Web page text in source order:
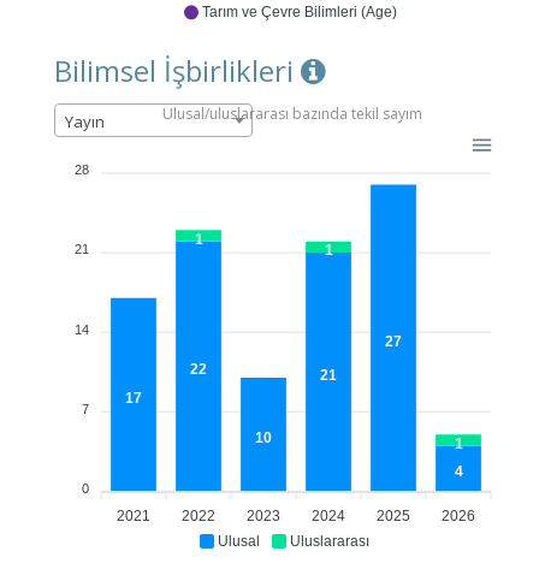
Tarım ve Çevre Bilimleri (Age)
Bilimsel İşbirlikleri
Yayın Ulusal/uluslararası bazında tekil sayım
Ulusal Uluslararası
2021 2022 2023 2024 2025 2026
17
22
10
21
27
4
1
1
1
28
21
14
7
0